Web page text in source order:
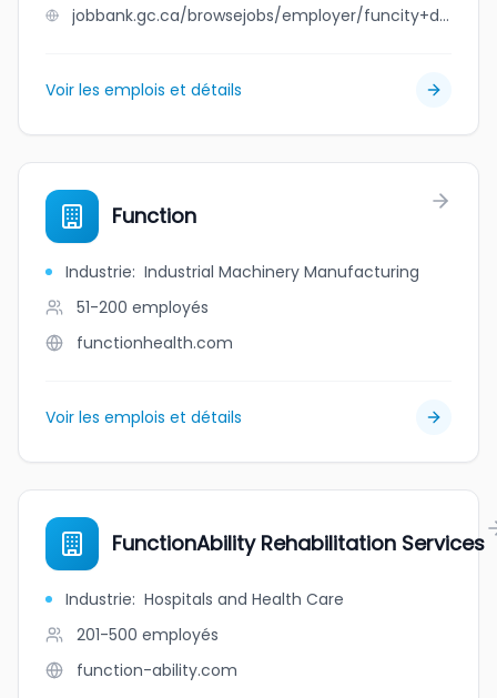
jobbank.gc.ca/browsejobs/employer/funcity+day+care+co+ltd/ca
Voir les emplois et détails
Function
Industrie: Industrial Machinery Manufacturing
51-200 employés
functionhealth.com
Voir les emplois et détails
FunctionAbility Rehabilitation Services
Industrie: Hospitals and Health Care
201-500 employés
function-ability.com